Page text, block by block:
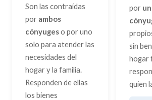
Son las contraídas
por ambos
cónyugeso por uno
solo para atender las
necesidades del
hogar y la familia.
Responden de ellas
los bienes
por
sin
hogar
quien